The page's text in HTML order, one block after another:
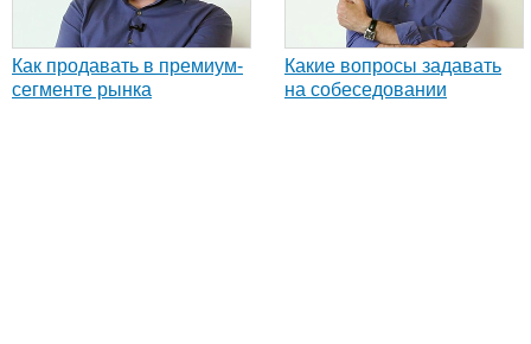
Как продавать в премиум-
сегменте рынка
Какие вопросы задавать
на собеседовании